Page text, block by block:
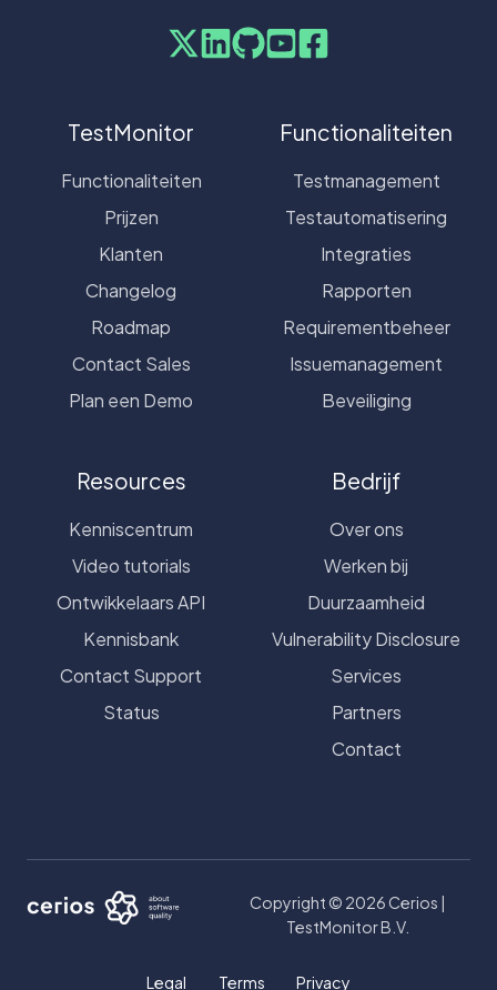
TestMonitor
Functionaliteiten
Prijzen
Klanten
Changelog
Roadmap
Contact Sales
Plan een Demo
Functionaliteiten
Testmanagement
Testautomatisering
Integraties
Rapporten
Requirementbeheer
Issuemanagement
Beveiliging
Resources
Kenniscentrum
Video tutorials
Ontwikkelaars API
Kennisbank
Contact Support
Status
Bedrijf
Over ons
Werken bij
Duurzaamheid
Vulnerability Disclosure
Services
Partners
Contact
Copyright © 2026 Cerios |
TestMonitor B.V.
Legal Terms Privacy